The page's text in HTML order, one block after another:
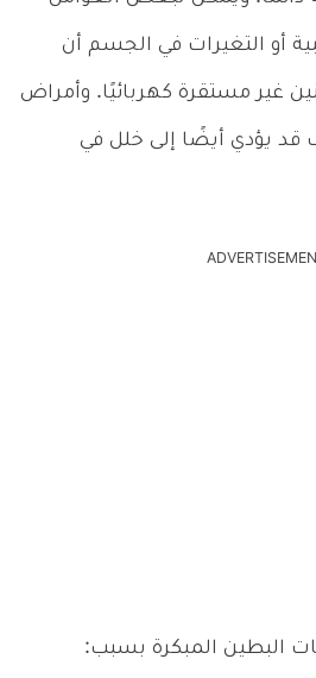
أو التغيرات في الجسم أن
غير مستقرة كهربائيًا. وأمراض
قد يؤدي أيضًا إلى خلل في
البطين المبكرة بسبب: